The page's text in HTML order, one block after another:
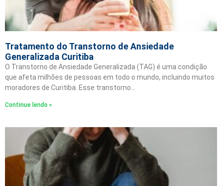
Tratamento do Transtorno de Ansiedade
Generalizada Curitiba
O Transtorno de Ansiedade Generalizada (TAG) é uma condição
que afeta milhões de pessoas em todo o mundo, incluindo muitos
moradores de Curitiba. Esse transtorno…
Continue lendo »